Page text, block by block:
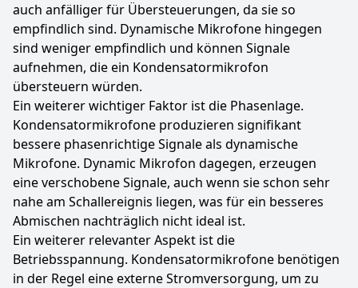
auch anfälliger für Übersteuerungen, da sie so
empfindlich sind. Dynamische Mikrofone hingegen
sind weniger empfindlich und können Signale
aufnehmen, die ein Kondensatormikrofon
übersteuern würden.
Ein weiterer wichtiger Faktor ist die Phasenlage.
Kondensatormikrofone produzieren signifikant
bessere phasenrichtige Signale als dynamische
Mikrofone. Dynamic Mikrofon dagegen, erzeugen
eine verschobene Signale, auch wenn sie schon sehr
nahe am Schallereignis liegen, was für ein besseres
Abmischen nachträglich nicht ideal ist.
Ein weiterer relevanter Aspekt ist die
Betriebsspannung. Kondensatormikrofone benötigen
in der Regel eine externe Stromversorgung, um zu